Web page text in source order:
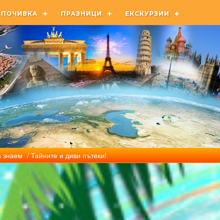
ПОЧИВКА ПРАЗНИЦИ ЕКСКУРЗИИ
знаем / Тайните и диви пътеки!